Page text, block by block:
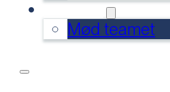
Mød teamet